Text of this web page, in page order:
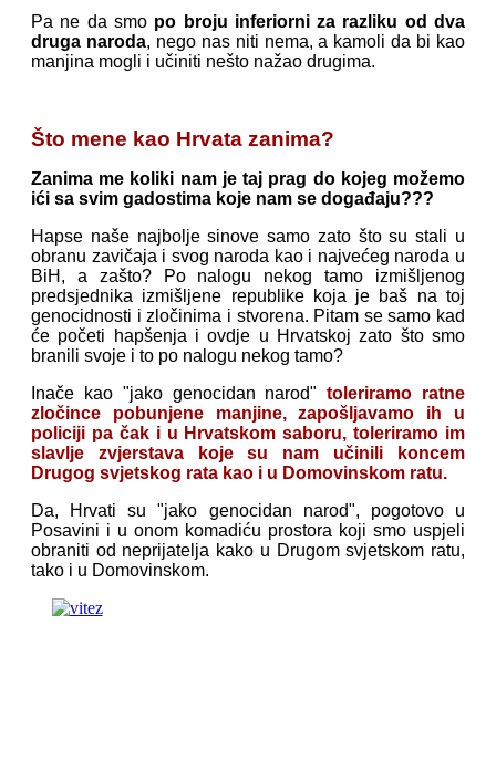
Pa ne da smo po broju inferiorni za razliku od dva
druga naroda, nego nas niti nema, a kamoli da bi kao
manjina mogli i učiniti nešto nažao drugima.
Što mene kao Hrvata zanima?
Zanima me koliki nam je taj prag do kojeg možemo
ići sa svim gadostima koje nam se događaju???
Hapse naše najbolje sinove samo zato što su stali u
obranu zavičaja i svog naroda kao i najvećeg naroda u
BiH, a zašto? Po nalogu nekog tamo izmišljenog
predsjednika izmišljene republike koja je baš na toj
genocidnosti i zločinima i stvorena. Pitam se samo kad
će početi hapšenja i ovdje u Hrvatskoj zato što smo
branili svoje i to po nalogu nekog tamo?
Inače kao "jako genocidan narod"toleriramo ratne
zločince pobunjene manjine, zapošljavamo ih u
policiji pa čak i u Hrvatskom saboru, toleriramo im
slavlje zvjerstava koje su nam učinili koncem
Drugog svjetskog rata kao i u Domovinskom ratu.
Da, Hrvati su "jako genocidan narod", pogotovo u
Posavini i u onom komadiću prostora koji smo uspjeli
obraniti od neprijatelja kako u Drugom svjetskom ratu,
tako i u Domovinskom.